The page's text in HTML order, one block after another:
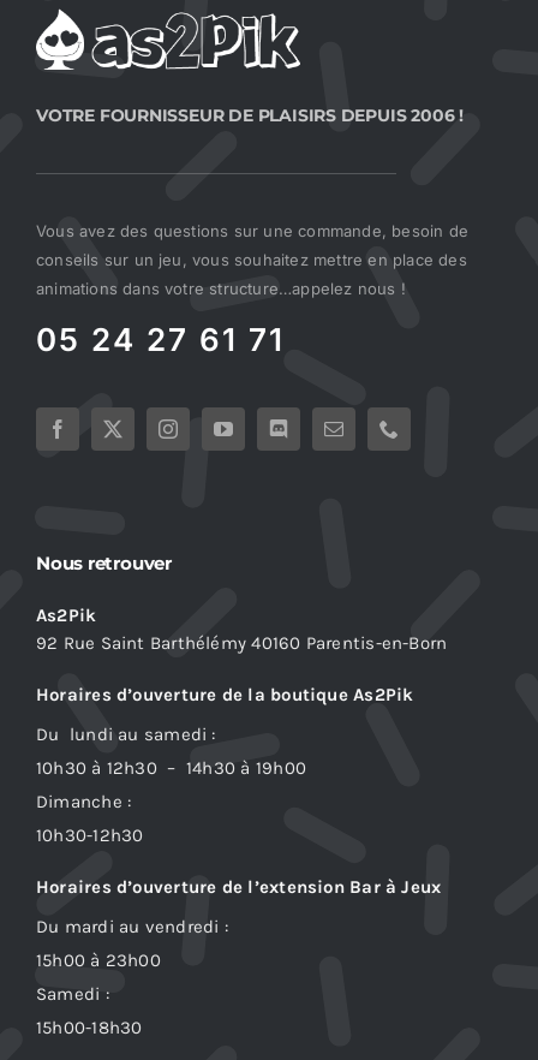
VOTRE FOURNISSEUR DE PLAISIRS DEPUIS 2006 !
Vous avez des questions sur une commande, besoin de
conseils sur un jeu, vous souhaitez mettre en place des
animations dans votre structure…appelez nous !
05 24 27 61 71
Nous retrouver
As2Pik
92 Rue Saint Barthélémy 40160 Parentis-en-Born
Horaires d’ouverture de la boutique As2Pik
Du lundi au samedi :
10h30 à 12h30 – 14h30 à 19h00
Dimanche :
10h30-12h30
Horaires d’ouverture de l’extension Bar à Jeux
Du mardi au vendredi :
15h00 à 23h00
Samedi :
15h00-18h30